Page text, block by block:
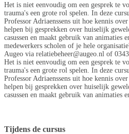
Het is niet eenvoudig om een gesprek te
trauma's een grote rol spelen. In deze
Professor Adriaenssens uit hoe kennis
helpen bij gesprekken over huiselijk
casussen en maakt gebruik van animaties
medewerkers scholen of je hele
Augeo via relatiebeheer@augeo.nl of
Het is niet eenvoudig om een gesprek te
trauma's een grote rol spelen. In deze
Professor Adriaenssens uit hoe kennis
helpen bij gesprekken over huiselijk
casussen en maakt gebruik van animaties
Tijdens de cursus